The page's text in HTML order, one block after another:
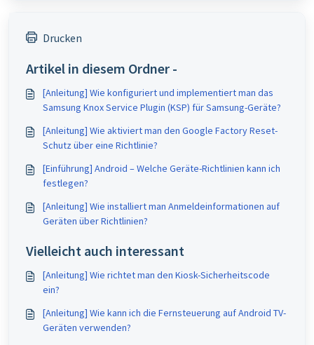
Drucken
Artikel in diesem Ordner -
[Anleitung] Wie konfiguriert und implementiert man das
Samsung Knox Service Plugin (KSP) für Samsung-Geräte?
[Anleitung] Wie aktiviert man den Google Factory Reset-
Schutz über eine Richtlinie?
[Einführung] Android – Welche Geräte-Richtlinien kann ich
festlegen?
[Anleitung] Wie installiert man Anmeldeinformationen auf
Geräten über Richtlinien?
Vielleicht auch interessant
[Anleitung] Wie richtet man den Kiosk-Sicherheitscode
ein?
[Anleitung] Wie kann ich die Fernsteuerung auf Android TV-
Geräten verwenden?